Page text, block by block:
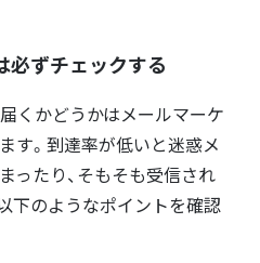
必ずチェックする
くかどうかはメールマーケ
す。到達率が低いと迷惑メ
ったり、そもそも受信され
下のようなポイントを確認